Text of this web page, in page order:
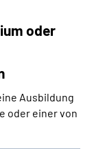
oder
Ausbildung
oder einer von